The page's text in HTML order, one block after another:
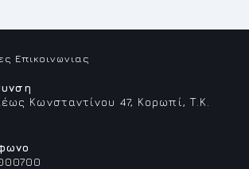
Επικοινωνιας
Κωνσταντίνου 47, Κορωπί, Τ.Κ.